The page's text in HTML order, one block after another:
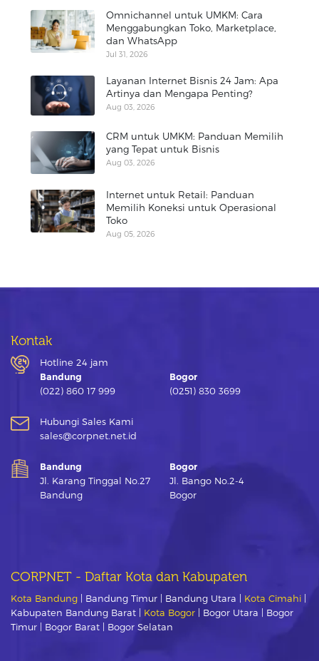
Omnichannel untuk UMKM: Cara
Menggabungkan Toko, Marketplace,
dan WhatsApp
Jul 31, 2026
Layanan Internet Bisnis 24 Jam: Apa
Artinya dan Mengapa Penting?
Aug 03, 2026
CRM untuk UMKM: Panduan Memilih
yang Tepat untuk Bisnis
Aug 03, 2026
Internet untuk Retail: Panduan
Memilih Koneksi untuk Operasional
Toko
Aug 05, 2026
Kontak
Hotline 24 jam
Bandung
(022) 860 17 999
Bogor
(0251) 830 3699
Hubungi Sales Kami
sales@corpnet.net.id
Bandung
Jl. Karang Tinggal No.27
Bandung
Bogor
Jl. Bango No.2-4
Bogor
CORPNET - Daftar Kota dan Kabupaten
Kota Bandung | Bandung Timur | Bandung Utara | Kota Cimahi
Kabupaten Bandung Barat | Kota Bogor | Bogor Utara | Bogor
Timur | Bogor Barat | Bogor Selatan